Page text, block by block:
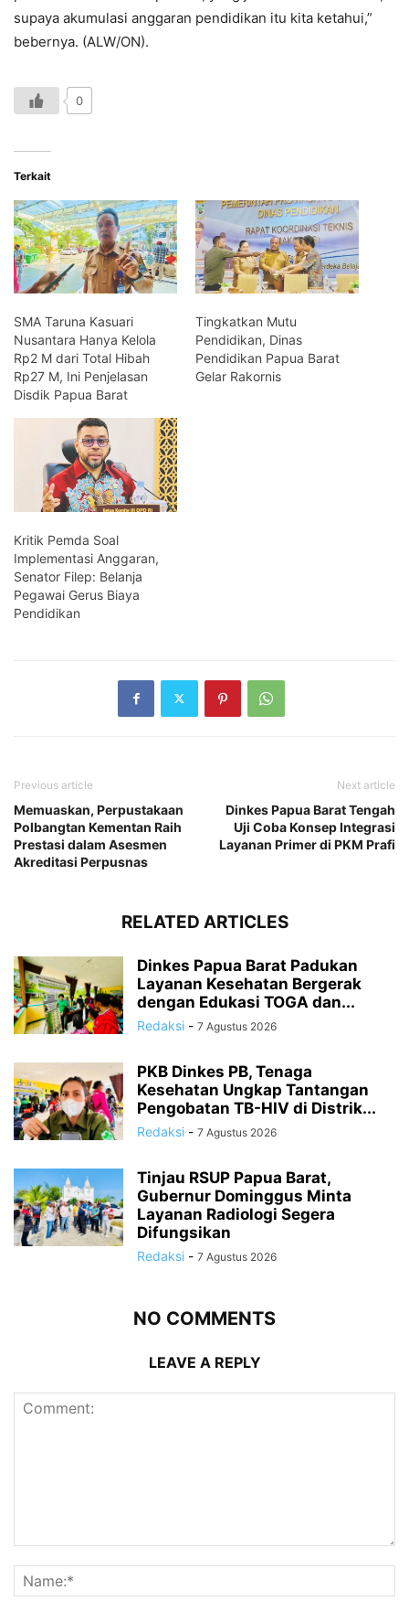
supaya akumulasi anggaran pendidikan itu kita ketahui,”
bebernya. (ALW/ON).
0
Terkait
SMA Taruna Kasuari
Nusantara Hanya Kelola
Rp2 M dari Total Hibah
Rp27 M, Ini Penjelasan
Disdik Papua Barat
Tingkatkan Mutu
Pendidikan, Dinas
Pendidikan Papua Barat
Gelar Rakornis
Kritik Pemda Soal
Implementasi Anggaran,
Senator Filep: Belanja
Pegawai Gerus Biaya
Pendidikan
Previous article
Memuaskan, Perpustakaan
Polbangtan Kementan Raih
Prestasi dalam Asesmen
Akreditasi Perpusnas
Next article
Dinkes Papua Barat Tengah
Uji Coba Konsep Integrasi
Layanan Primer di PKM Prafi
RELATED ARTICLES
Dinkes Papua Barat Padukan
Layanan Kesehatan Bergerak
dengan Edukasi TOGA dan...
Redaksi - 7 Agustus 2026
PKB Dinkes PB, Tenaga
Kesehatan Ungkap Tantangan
Pengobatan TB-HIV di Distrik...
Redaksi - 7 Agustus 2026
Tinjau RSUP Papua Barat,
Gubernur Dominggus Minta
Layanan Radiologi Segera
Difungsikan
Redaksi - 7 Agustus 2026
NO COMMENTS
LEAVE A REPLY